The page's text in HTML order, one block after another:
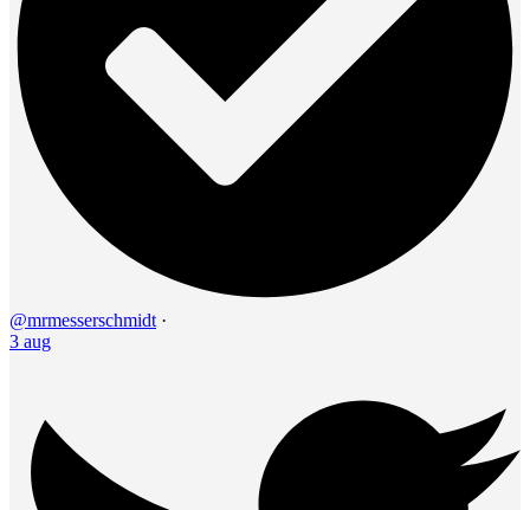
@mrmesserschmidt ·
3 aug